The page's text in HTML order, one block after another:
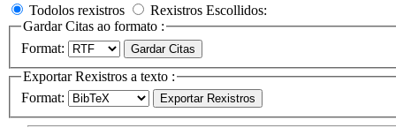
Todolos rexistros
Rexistros Escollidos:
Gardar Citas ao formato :
Format:
Exportar Rexistros a texto :
Format: